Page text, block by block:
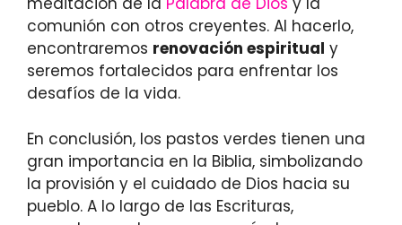
comunión con otros creyentes. Al hacerlo,
encontraremos renovación espiritual y
seremos fortalecidos para enfrentar los
desafíos de la vida.
En conclusión, los pastos verdes tienen una
gran importancia en la Biblia, simbolizando
la provisión y el cuidado de Dios hacia su
pueblo. A lo largo de las Escrituras,